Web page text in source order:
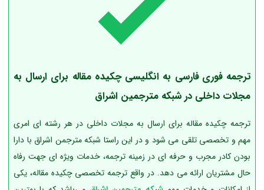
ترجمه فوری فارسی به انگلیسی چکیده مقاله برای ارسال به
مجلات داخلی در شبکه مترجمین اشراق
ترجمه چکیده مقاله برای ارسال به مجلات داخلی در هر رشته‌ ای امری
مهم و تخصصی تلقی می‌ شود و در این راستا شبکه مترجمن اشراق با دارا
بودن کادر مجرب و حرفه ای در زمینه ترجمه، خدمات ویژه ای جهت رفاه
حال مشتریان ارائه می دهد. در واقع ترجمه تخصصی چکیده مقاله، یکی